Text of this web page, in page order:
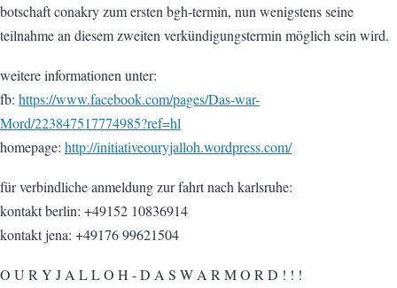
botschaft conakry zum ersten bgh-termin, nun wenigstens seine
teilnahme an diesem zweiten verkündigungstermin möglich sein wird.
weitere informationen unter:
fb: https://www.facebook.com/pages/Das-war-
Mord/223847517774985?ref=hl
homepage: http://initiativeouryjalloh.wordpress.com/
für verbindliche anmeldung zur fahrt nach karlsruhe:
kontakt berlin: +49152 10836914
kontakt jena: +49176 99621504
O U R Y J A L L O H - D A S W A R M O R D ! ! !